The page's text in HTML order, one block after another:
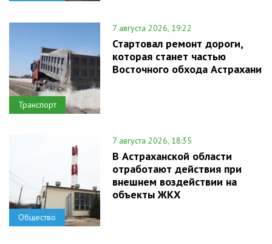
Транспорт
7 августа 2026, 19:22
Стартовал ремонт дороги,
которая станет частью
Восточного обхода Астрахани
Общество
7 августа 2026, 18:35
В Астраханской области
отработают действия при
внешнем воздействии на
объекты ЖКХ